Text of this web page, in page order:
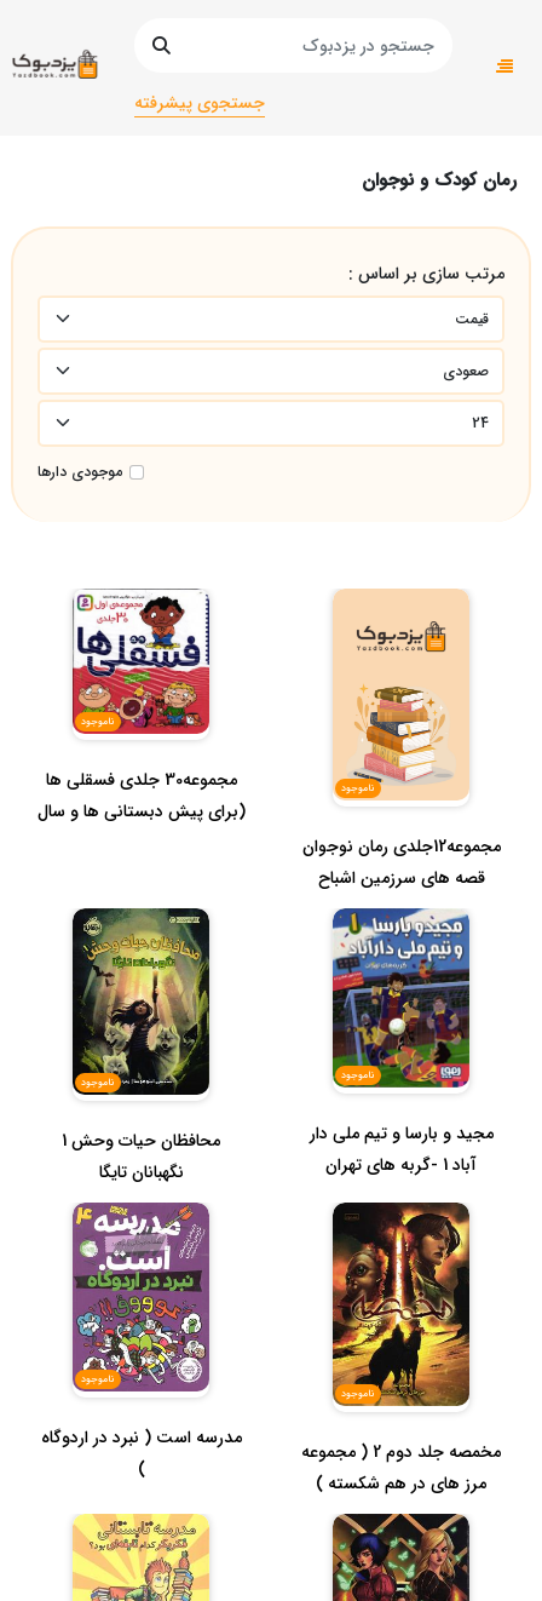
جستجوی پیشرفته
صفحه اصلی
رمان کودک و نوجوان
مرتب سازی بر اساس :
موجودی دارها
ناموجود
مجموعه12جلدی رمان نوجوان
قصه های سرزمین اشباح
ناموجود
مجموعه30 جلدی فسقلی ها
(برای پیش دبستانی ها و سال
ناموجود
مجید و بارسا و تیم ملی دار
آباد 1 -گربه های تهران
ناموجود
محافظان حیات وحش 1
نگهبانان تایگا
ناموجود
مخمصه جلد دوم 2 ( مجموعه
مرز های در هم شکسته )
ناموجود
مدرسه است ( نبرد در اردوگاه
)